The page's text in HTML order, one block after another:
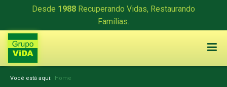
Desde 1988 Recuperando Vidas, Restaurando
Famílias.
Você está aqui: Home